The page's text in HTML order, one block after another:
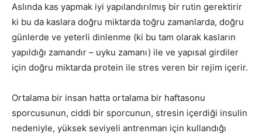
Aslında kas yapmak iyi yapılandırılmış bir rutin gerektirir
ki bu da kaslara doğru miktarda toğru zamanlarda, doğru
günlerde ve yeterli dinlenme (ki bu tam olarak kasların
yapıldığı zamandır – uyku zamanı) ile ve yapısal girdiler
için doğru miktarda protein ile stres veren bir rejim içerir.
Ortalama bir insan hatta ortalama bir haftasonu
sporcusunun, ciddi bir sporcunun, stresin içerdiği insulin
nedeniyle, yüksek seviyeli antrenman için kullandığı